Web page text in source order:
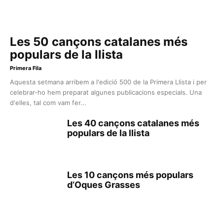
Les 50 cançons catalanes més
populars de la llista
Primera Fila
Aquesta setmana arribem a l'edició 500 de la Primera Llista i per
celebrar-ho hem preparat algunes publicacions especials. Una
d'elles, tal com vam fer...
Les 40 cançons catalanes més
populars de la llista
Les 10 cançons més populars
d’Oques Grasses